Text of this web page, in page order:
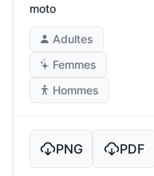
moto
Adultes
Femmes
Hommes
PNG PDF